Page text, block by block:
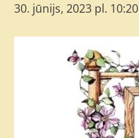
30. jūnijs, 2023 pl. 10:20